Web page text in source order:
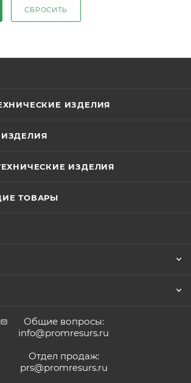
СБРОСИТЬ
ИЗДЕЛИЯ
ИЗДЕЛИЯ
ТОВАРЫ
Общие вопросы:
info@promresurs.ru
Отдел продаж:
prs@promresurs.ru